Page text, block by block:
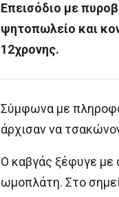
Επεισόδιο με
ψητοπωλείο και
12χρονης.
Σύμφωνα με
άρχισαν να
Ο καβγάς ξέφυγε με
ωμοπλάτη. Στο